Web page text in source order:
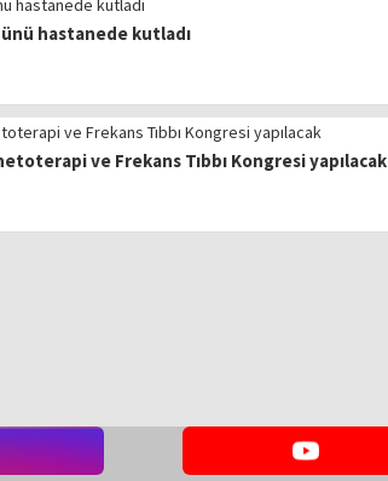
hastanede kutladı
ve Frekans Tıbbı Kongresi yapılacak